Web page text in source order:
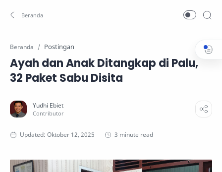
Beranda Postingan
Ayah dan Anak Ditangkap di Palu,
32 Paket Sabu Disita
3 minute read